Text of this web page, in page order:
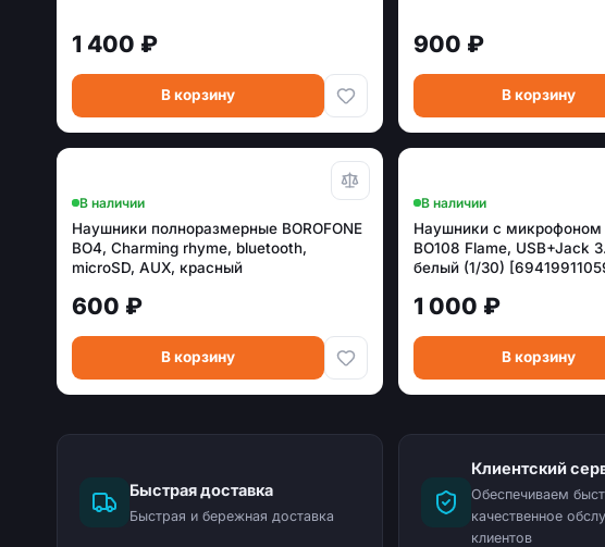
1 400 ₽
В корзину
900 ₽
В корзину
В наличии
Наушники полноразмерные BOROFONE
BO4, Charming rhyme, bluetooth,
microSD, AUX, красный
600 ₽
В корзину
В наличии
Наушники с микрофоном
BO108 Flame, USB+Jack
белый (1/30)
1 000 ₽
В корзину
Быстрая доставка
Быстрая и бережная доставка
Клиентский
Обеспечиваем
качественное
клиентов